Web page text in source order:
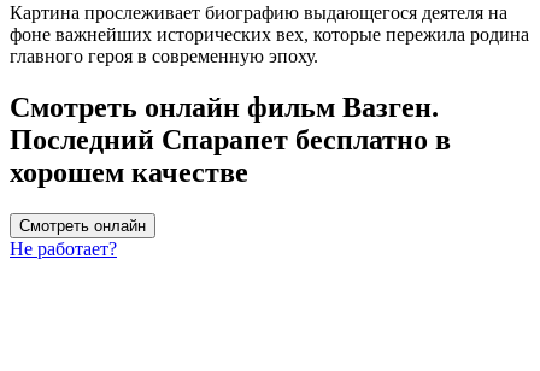
Картина прослеживает биографию выдающегося деятеля на
фоне важнейших исторических вех, которые пережила родина
главного героя в современную эпоху.
Смотреть онлайн фильм Вазген.
Последний Спарапет бесплатно в
хорошем качестве
Смотреть онлайн
Не работает?